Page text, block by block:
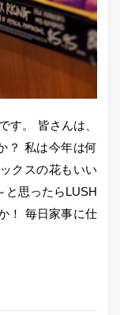
す。 皆さんは、
？ 私は今年は何
クスの花もいい
と思ったらLUSH
！ 毎日家事に仕